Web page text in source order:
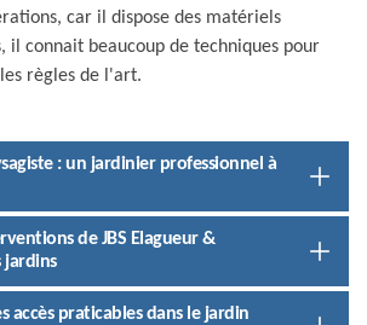
car il dispose des matériels
il connait beaucoup de techniques pour
règles de l'art.
: un jardinier professionnel à
de JBS Elagueur &
jardins
accès praticables dans le jardin